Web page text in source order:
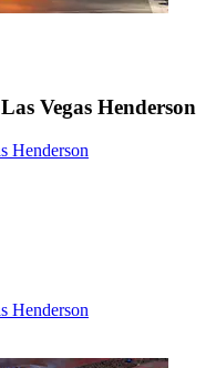
Vegas Henderson
Henderson
Henderson